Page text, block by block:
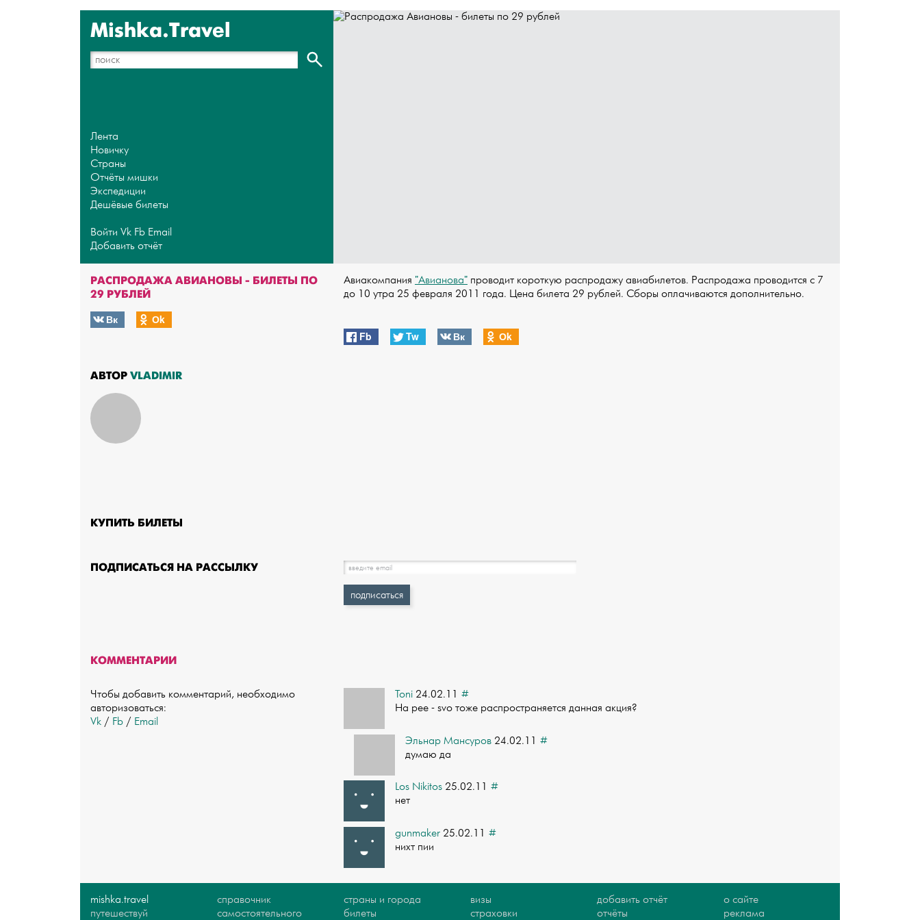
Mishka.Travel
Лента
Новичку
Страны
Отчёты мишки
Экспедиции
Дешёвые билеты
Войти Vk Fb Email
Добавить отчёт
РАСПРОДАЖА АВИАНОВЫ - БИЛЕТЫ ПО
29 РУБЛЕЙ
Вк Оk
АВТОРVLADIMIR
Авиакомпания "Авианова"проводит короткую распродажу авиабилетов. Распродажа проводится с 7
до 10 утра 25 февраля 2011 года. Цена билета 29 рублей. Сборы оплачиваются дополнительно.
Fb Tw Вк Оk
КУПИТЬ БИЛЕТЫ
ПОДПИСАТЬСЯ НА РАССЫЛКУ
КОММЕНТАРИИ
Чтобы добавить комментарий, необходимо
авторизоваться:
Vk / Fb / Email
Toni 24.02.11 #
На pee - svo тоже распространяется данная акция?
Эльнар Мансуров 24.02.11 #
думаю да
Los Nikitos 25.02.11 #
нет
gunmaker 25.02.11 #
нихт пии
mishka.travel
путешествуй
справочник
самостоятельного
страны и города
билеты
визы
страховки
добавить отчёт
отчёты
о сайте
реклама